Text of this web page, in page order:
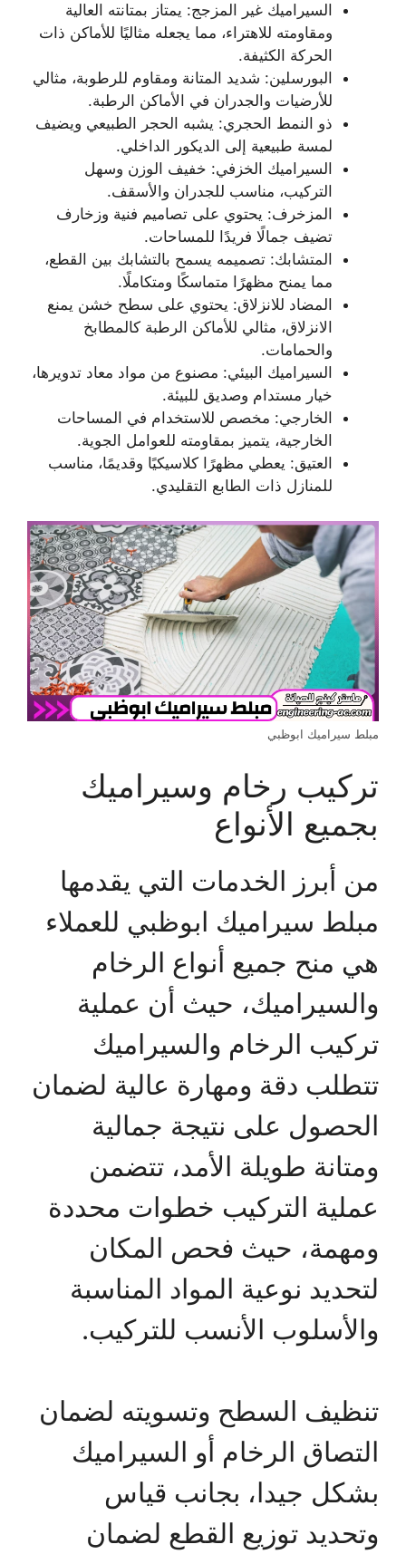
السيراميك غير المزجج: يمتاز بمتانته العالية
ومقاومته للاهتراء، مما يجعله مثاليًا للأماكن ذات
الحركة الكثيفة.
البورسلين: شديد المتانة ومقاوم للرطوبة، مثالي
للأرضيات والجدران في الأماكن الرطبة.
ذو النمط الحجري: يشبه الحجر الطبيعي ويضيف
لمسة طبيعية إلى الديكور الداخلي.
السيراميك الخزفي: خفيف الوزن وسهل
التركيب، مناسب للجدران والأسقف.
المزخرف: يحتوي على تصاميم فنية وزخارف
تضيف جمالًا فريدًا للمساحات.
المتشابك: تصميمه يسمح بالتشابك بين القطع،
مما يمنح مظهرًا متماسكًا ومتكاملًا.
المضاد للانزلاق: يحتوي على سطح خشن يمنع
الانزلاق، مثالي للأماكن الرطبة كالمطابخ
والحمامات.
السيراميك البيئي: مصنوع من مواد معاد تدويرها،
خيار مستدام وصديق للبيئة.
الخارجي: مخصص للاستخدام في المساحات
الخارجية، يتميز بمقاومته للعوامل الجوية.
العتيق: يعطي مظهرًا كلاسيكيًا وقديمًا، مناسب
للمنازل ذات الطابع التقليدي.
مبلط سيراميك ابوظبي
تركيب رخام وسيراميك
بجميع الأنواع
من أبرز الخدمات التي يقدمها
مبلط سيراميك ابوظبي للعملاء
هي منح جميع أنواع الرخام
والسيراميك، حيث أن عملية
تركيب الرخام والسيراميك
تتطلب دقة ومهارة عالية لضمان
الحصول على نتيجة جمالية
ومتانة طويلة الأمد، تتضمن
عملية التركيب خطوات محددة
ومهمة، حيث فحص المكان
لتحديد نوعية المواد المناسبة
والأسلوب الأنسب للتركيب.
تنظيف السطح وتسويته لضمان
التصاق الرخام أو السيراميك
بشكل جيدا، بجانب قياس
وتحديد توزيع القطع لضمان